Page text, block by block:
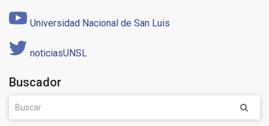
Universidad Nacional de San Luis
noticiasUNSL
Buscador